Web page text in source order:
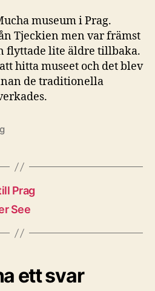
museum i Prag.
Tjeckien men var främst
flyttade lite äldre tillbaka.
hitta museet och det blev
de traditionella
Prag
See
ett svar